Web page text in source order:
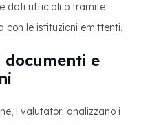
dati ufficiali o tramite
con le istituzioni emittenti.
documenti e
i valutatori analizzano i